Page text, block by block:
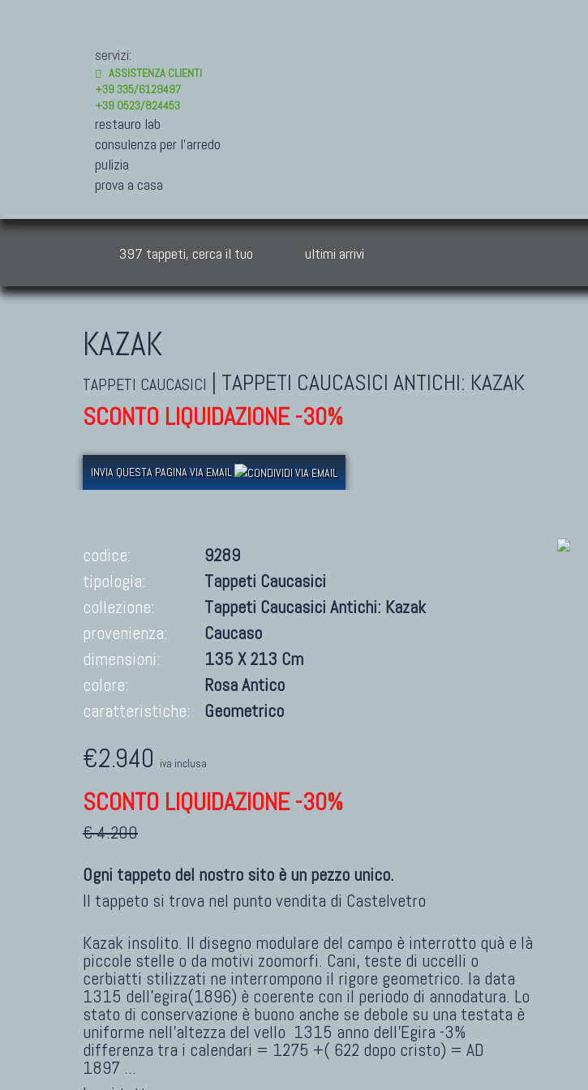
servizi:
ASSISTENZA CLIENTI
+39 335/6129497
+39 0523/824453
restauro lab
consulenza per l'arredo
pulizia
prova a casa
397 tappeti, cerca il tuo ultimi arrivi
KAZAK
TAPPETI CAUCASICI TAPPETI CAUCASICI ANTICHI: KAZAK
SCONTO LIQUIDAZIONE -30%
INVIA QUESTA PAGINA VIA EMAIL
codice:
9289
tipologia:
Tappeti Caucasici
collezione:
Tappeti Caucasici Antichi: Kazak
provenienza:
Caucaso
dimensioni:
135 X 213 Cm
colore:
Rosa Antico
caratteristiche:
Geometrico
€2.940 iva inclusa
SCONTO LIQUIDAZIONE -30%
€ 4.200
Ogni tappeto del nostro sito è un pezzo unico.
Il tappeto si trova nel punto vendita di Castelvetro
Kazak insolito. Il disegno modulare del campo è interrotto quà e là
piccole stelle o da motivi zoomorfi. Cani, teste di uccelli o
cerbiatti stilizzati ne interrompono il rigore geometrico. la data
1315 dell'egira(1896) è coerente con il periodo di annodatura. Lo
stato di conservazione è buono anche se debole su una testata è
uniforme nell'altezza del vello 1315 anno dell'Egira -3%
differenza tra i calendari = 1275 +( 622 dopo cristo) = AD
1897 ...